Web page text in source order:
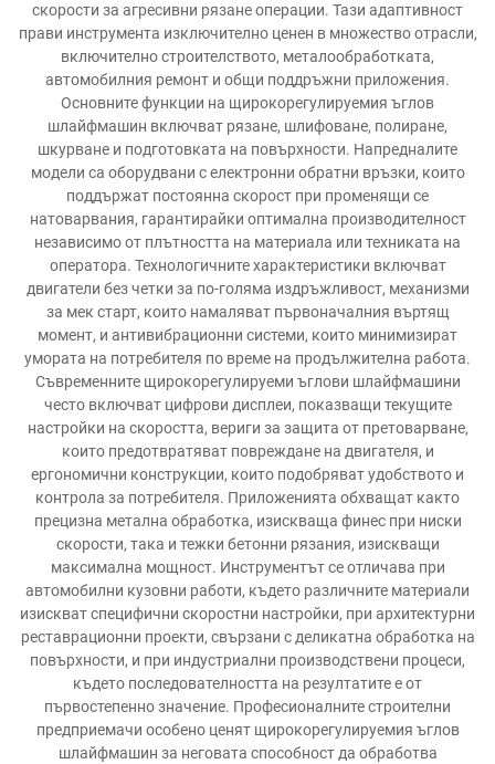
скорости за агресивни рязане операции. Тази адаптивност
прави инструмента изключително ценен в множество отрасли,
включително строителството, металообработката,
автомобилния ремонт и общи поддръжни приложения.
Основните функции на щирокорегулируемия ъглов
шлайфмашин включват рязане, шлифоване, полиране,
шкурване и подготовката на повърхности. Напредналите
модели са оборудвани с електронни обратни връзки, които
поддържат постоянна скорост при променящи се
натоварвания, гарантирайки оптимална производителност
независимо от плътността на материала или техниката на
оператора. Технологичните характеристики включват
двигатели без четки за по-голяма издръжливост, механизми
за мек старт, които намаляват първоначалния въртящ
момент, и антивибрационни системи, които минимизират
умората на потребителя по време на продължителна работа.
Съвременните щирокорегулируеми ъглови шлайфмашини
често включват цифрови дисплеи, показващи текущите
настройки на скоростта, вериги за защита от претоварване,
които предотвратяват повреждане на двигателя, и
ергономични конструкции, които подобряват удобството и
контрола за потребителя. Приложенията обхващат както
прецизна метална обработка, изискваща финес при ниски
скорости, така и тежки бетонни рязания, изискващи
максимална мощност. Инструментът се отличава при
автомобилни кузовни работи, където различните материали
изискват специфични скоростни настройки, при архитектурни
реставрационни проекти, свързани с деликатна обработка на
повърхности, и при индустриални производствени процеси,
където последователността на резултатите е от
първостепенно значение. Професионалните строителни
предприемачи особено ценят щирокорегулируемия ъглов
шлайфмашин за неговата способност да обработва